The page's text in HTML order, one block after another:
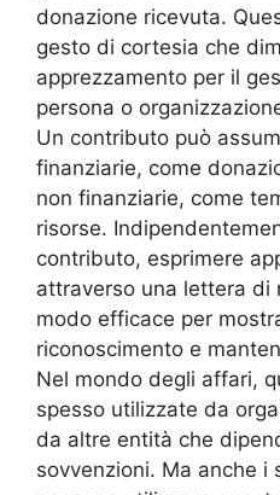
donazione ricevuta.
gesto di cortesia che
apprezzamento per il
persona o
Un contributo può
finanziarie, come
non finanziarie, come
risorse.
contributo, esprimere
attraverso una lettera di
modo efficace per
riconoscimento e
Nel mondo degli affari,
spesso utilizzate da
da altre entità che
sovvenzioni. Ma anche i